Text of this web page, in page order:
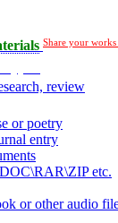
Share your
review
or poetry
entry
etc.
or other audio